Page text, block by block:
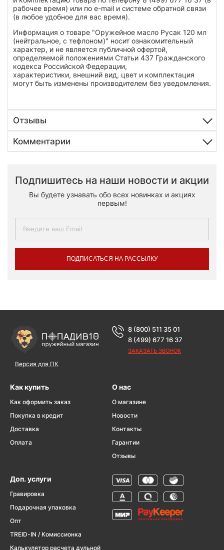
рабочее время) или по e-mail и системе обратной связи
(в любое удобное для вас время).
Информация о товаре "Оружейное масло Русак 120 мл
(нейтральное, с тефлоном)" носит ознакомительный
характер, и не является публичной офертой,
определяемой положениями Статьи 437 Гражданского
кодекса Российской Федерации,
характеристики, внешний вид, цвет и комплектация
могут быть изменены производителем без уведомления.
Отзывы
Комментарии
Подпишитесь на наши новости и акции
Вы будете узнавать обо всех новинках и акциях
первым!
ПОДПИСАТЬСЯ НА РАССЫЛКУ
Версия для ПК
8 (800) 511 35 01
8 (499) 677 16 37
ЗАКАЗАТЬ ЗВОНОК
Как купить
Как оформить заказ
Покупка в кредит
Доставка
Оплата
О нас
О магазине
Новости
Контакты
Гарантии
Отзывы
Доп. услуги
Гравировка
Подарочная упаковка
Опт
TREID-IN / Комиссионка
Калькулятор расчета дульной